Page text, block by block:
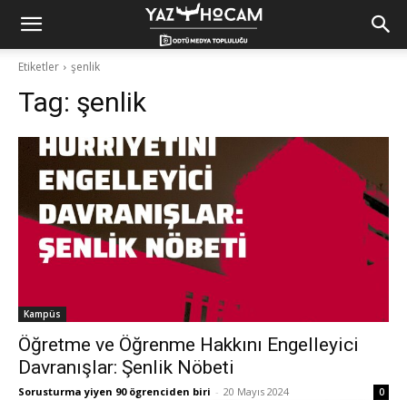
Yaz
Hocam!
Etiketler şenlik
Tag: şenlik
Kampüs
Öğretme ve Öğrenme Hakkını Engelleyici
Davranışlar: Şenlik Nöbeti
Sorusturma yiyen 90 ögrenciden biri - 20 Mayıs 2024 0